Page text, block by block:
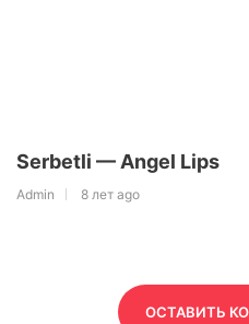
Serbetli — Angel Lips
Admin 8 лет ago
ОСТАВИТЬ